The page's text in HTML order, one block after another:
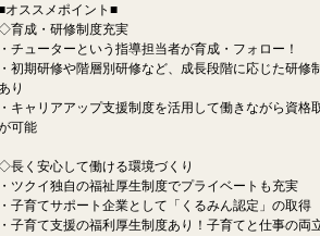
オススメポイント■
育成・研修制度充実
・チューターという指導担当者が育成・フォロー！
・初期研修や階層別研修など、成長段階に応じた研修
り
・キャリアアップ支援制度を活用して働きながら資格
可能
長く安心して働ける環境づくり
・ツクイ独自の福祉厚生制度でプライベートも充実
・子育てサポート企業として「くるみん認定」の取得
・子育て支援の福利厚生制度あり！子育てと仕事の両